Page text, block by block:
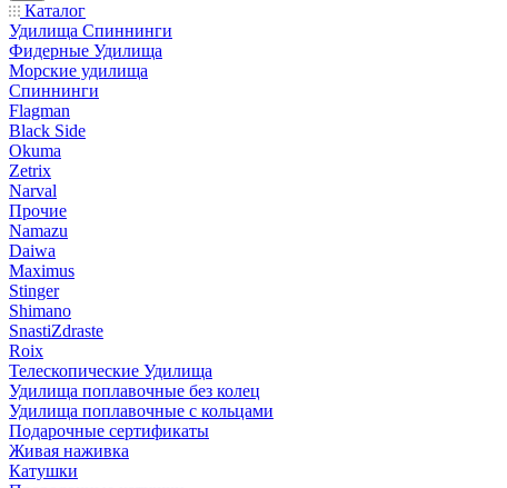
Каталог
Удилища Спиннинги
Фидерные Удилища
Морские удилища
Спиннинги
Flagman
Black Side
Okuma
Zetrix
Narval
Прочие
Namazu
Daiwa
Maximus
Stinger
Shimano
SnastiZdraste
Roix
Телескопические Удилища
Удилища поплавочные без колец
Удилища поплавочные с кольцами
Подарочные сертификаты
Живая наживка
Катушки